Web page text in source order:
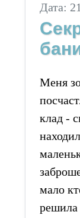
Дата:
Меня
клад -
мало
решила